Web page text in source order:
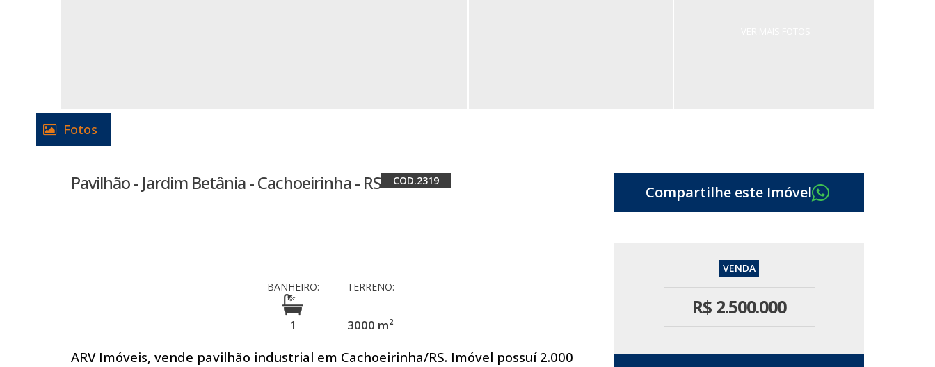
Fotos
Pavilhão - Jardim Betânia - Cachoeirinha - RS 2319
BANHEIRO:
1
TERRENO:
3000 m²
ARV Imóveis, vende pavilhão industrial em Cachoeirinha/RS. Imóvel possuí 2.000
R$2.500.000